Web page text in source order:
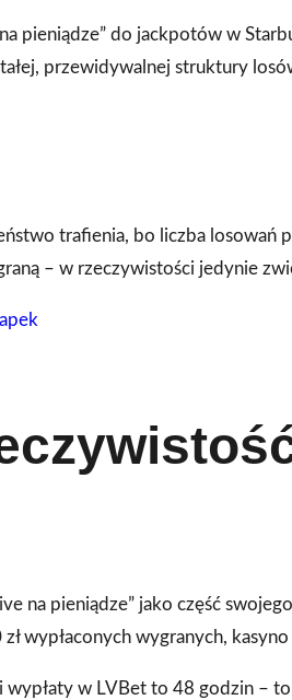
pieniądze” do jackpotów w
przewidywalnej struktury
trafienia, bo liczba losowań
– w rzeczywistości jedynie
na pieniądze” jako część
wypłaconych wygranych,
wypłaty w LVBet to 48 godzin –